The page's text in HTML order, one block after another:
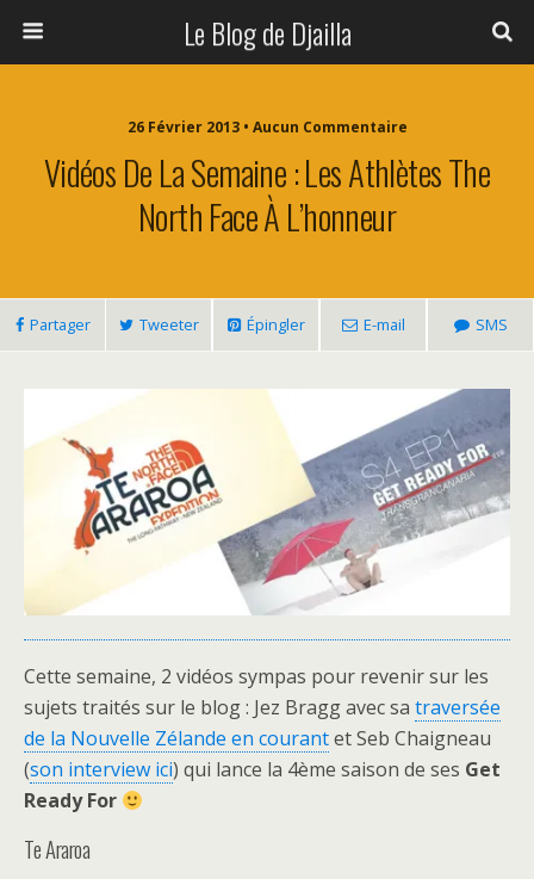
Le Blog de Djailla
26 Février 2013 • Aucun Commentaire
Vidéos De La Semaine : Les Athlètes The
North Face À L’honneur
Partager Tweeter Épingler E-mail SMS
Cette semaine, 2 vidéos sympas pour revenir sur les
sujets traités sur le blog : Jez Bragg avec sa traversée
de la Nouvelle Zélande en courantet Seb Chaigneau
(son interview ici) qui lance la 4ème saison de ses Get
Ready For
Te Araroa